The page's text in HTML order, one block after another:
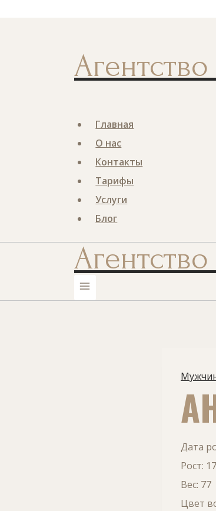
Главная
О нас
Контакты
Тарифы
Услуги
Блог
Дата
Рост:
Вес: 77
Цвет